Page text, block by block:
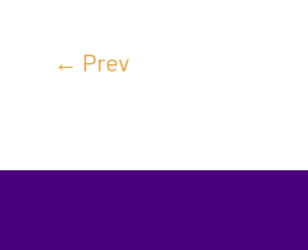
← Prev